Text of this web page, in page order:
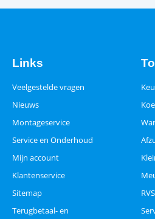
Links
Veelgestelde vragen
Nieuws
Montageservice
Service en Onderhoud
Mijn account
Klantenservice
Sitemap
Terugbetaal- en
RVS